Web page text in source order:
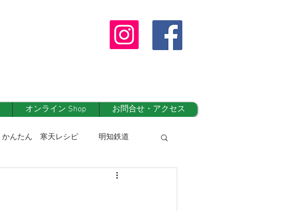
オンライン Shop お問合せ・アクセス
かんたん 寒天レシピ 明知鉄道
オンラインshop